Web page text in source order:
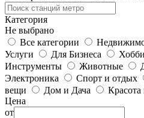
Категория
Не выбрано
Все категории
Услуги
Для Бизнеса
Инструменты
Животные
Электроника
Спорт и отдых
вещи
Дом и Дача Красота
Цена
от